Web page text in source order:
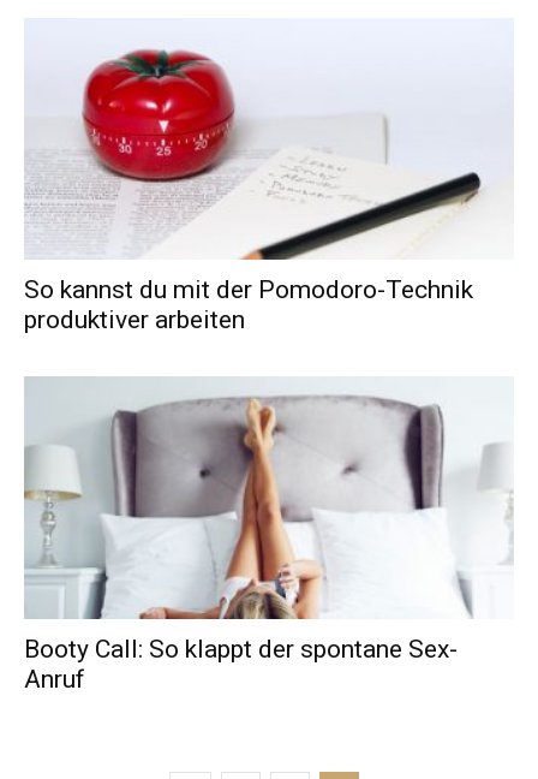
So kannst du mit der Pomodoro-Technik
produktiver arbeiten
Booty Call: So klappt der spontane Sex-
Anruf